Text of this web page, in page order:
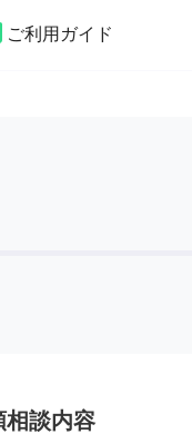
ご利用ガイド
料理
相談内容